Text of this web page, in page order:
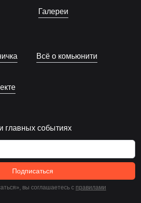
Галереи
Всё о комьюнити
главных событиях
Подписаться
вы соглашаетесь c правилами